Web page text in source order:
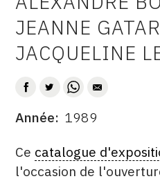
AUTEUR
JEANNE
JACQUELINE
DATE
Année 1989
DESCRITPTION
Ce catalogue
l'occasion de